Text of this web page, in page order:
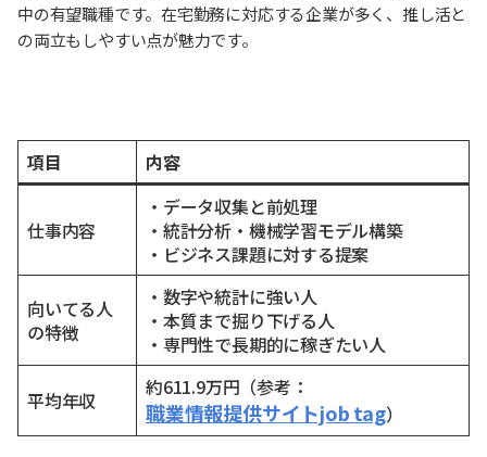
中の有望職種です。在宅勤務に対応する企業が多く、推し活と
の両立もしやすい点が魅力です。
項目 内容
仕事内容
・データ収集と前処理
・統計分析・機械学習モデル構築
・ビジネス課題に対する提案
向いてる人
の特徴
・数字や統計に強い人
・本質まで掘り下げる人
・専門性で長期的に稼ぎたい人
平均年収
約611.9万円（参考：
職業情報提供サイトjob tag）